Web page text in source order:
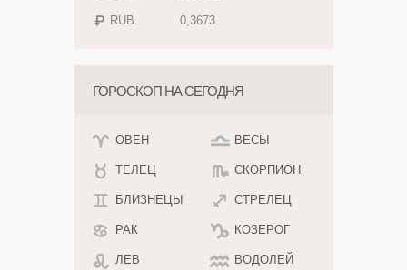
RUB 0,3673
ГОРОСКОП НА СЕГОДНЯ
ОВЕН
ТЕЛЕЦ
БЛИЗНЕЦЫ
РАК
ЛЕВ
ВЕСЫ
СКОРПИОН
СТРЕЛЕЦ
КОЗЕРОГ
ВОДОЛЕЙ